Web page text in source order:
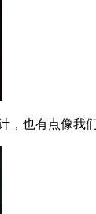
也有点像我们